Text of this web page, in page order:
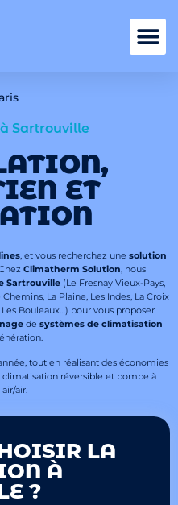
Sartrouville
ET
, et vous recherchez une solution
Climatherm Solution , nous
Sartrouville(Le Fresnay Vieux-Pays,
La Plaine, Les Indes, La Croix
Bouleaux…) pour vous proposer
de systèmes de climatisation
tout en réalisant des économies
réversible et pompe à
air.
LA
À
?